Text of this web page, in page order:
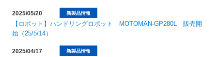
新製品情報
2025/05/20
【ロボット】ハンドリングロボット MOTOMAN-GP280L 販売開
始（25/5/14）
新製品情報
2025/04/17